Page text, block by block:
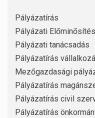
Pályázatírás
Pályázati Előminősítés
Pályázati tanácsadás
Pályázatírás
Mezőgazdasági
Pályázatírás
Pályázatírás civil
Pályázatírás